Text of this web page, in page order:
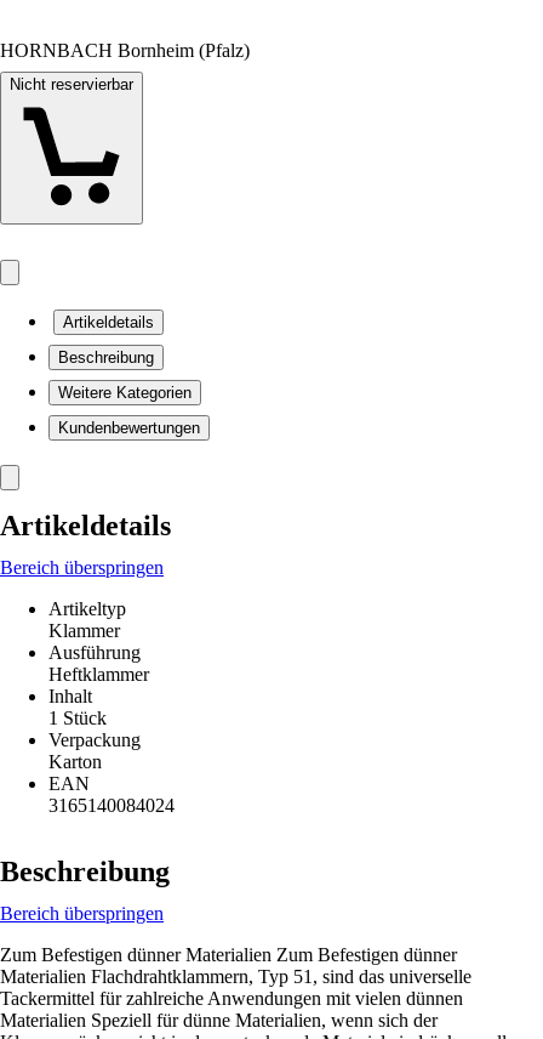
HORNBACH Bornheim (Pfalz)
Nicht reservierbar
Artikeldetails
Beschreibung
Weitere Kategorien
Kundenbewertungen
Artikeldetails
Bereich überspringen
Artikeltyp
Klammer
Ausführung
Heftklammer
Inhalt
1 Stück
Verpackung
Karton
EAN
3165140084024
Beschreibung
Bereich überspringen
Zum Befestigen dünner Materialien Zum Befestigen dünner
Materialien Flachdrahtklammern, Typ 51, sind das universelle
Tackermittel für zahlreiche Anwendungen mit vielen dünnen
Materialien Speziell für dünne Materialien, wenn sich der